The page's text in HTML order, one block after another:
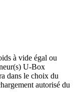
à vide égal ou
U-Box
dans le choix du
autorisé du